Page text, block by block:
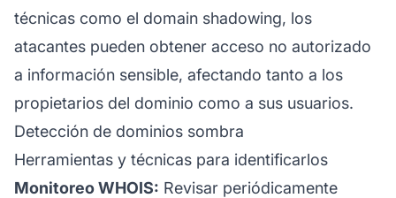
técnicas como el domain shadowing, los
atacantes pueden obtener acceso no autorizado
a información sensible, afectando tanto a los
propietarios del dominio como a sus usuarios.
Detección de dominios sombra
Herramientas y técnicas para identificarlos
Monitoreo WHOIS: Revisar periódicamente